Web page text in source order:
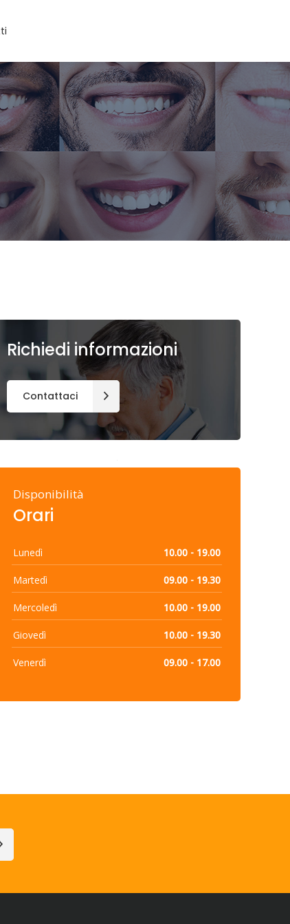
Richiedi informazioni
Contattaci
Disponibilità
Orari
Lunedì 10.00 - 19.00
Martedì 09.00 - 19.30
Mercoledì 10.00 - 19.00
Giovedì 10.00 - 19.30
Venerdì 09.00 - 17.00